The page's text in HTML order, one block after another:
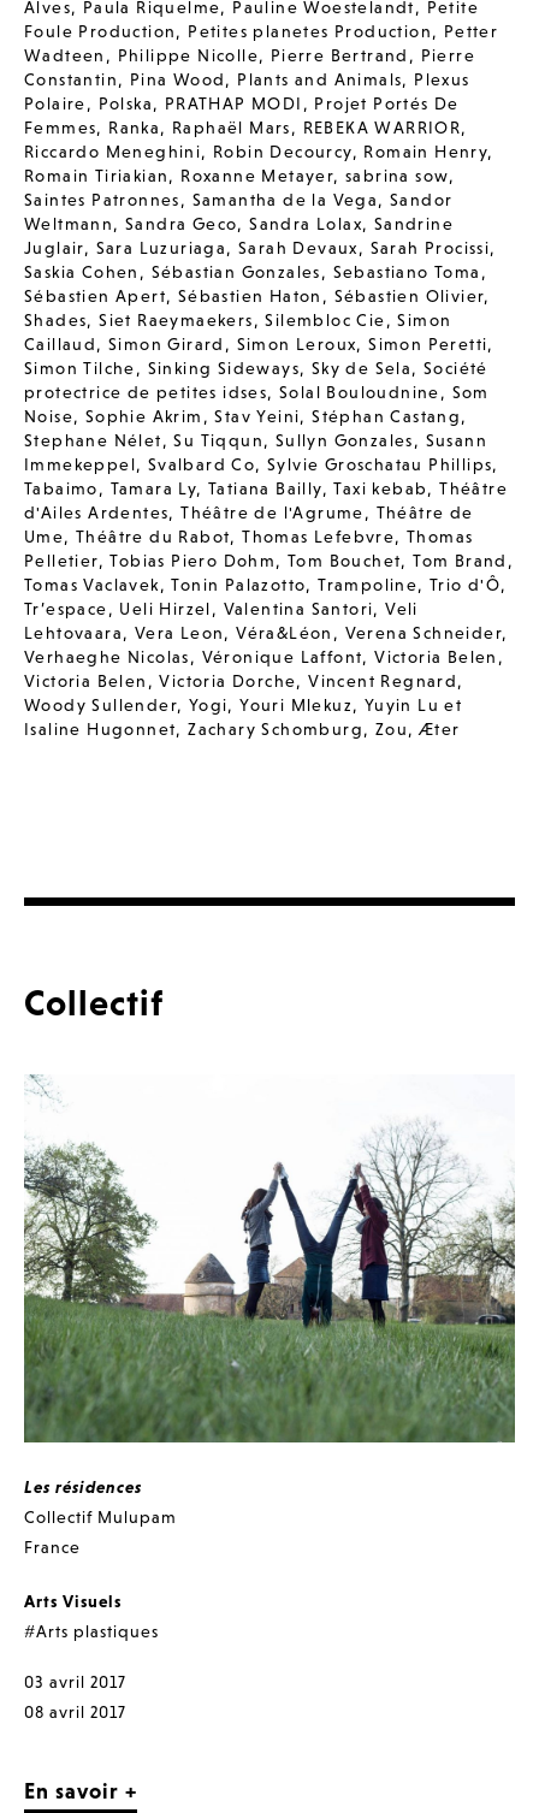
Alves, Paula Riquelme, Pauline Woestelandt, Petite
Foule Production, Petites planetes Production, Petter
Wadteen , Philippe Nicolle, Pierre Bertrand , Pierre
Constantin, Pina Wood, Plants and Animals, Plexus
Polaire, Polska, PRATHAP MODI , Projet Portés De
Femmes, Ranka, Raphaël Mars, REBEKA WARRIOR,
Riccardo Meneghini, Robin Decourcy, Romain Henry,
Romain Tiriakian, Roxanne Metayer,sabrina sow,
Saintes Patronnes, Samantha de la Vega,Sandor
Weltmann,Sandra Geco,Sandra Lolax, Sandrine
Juglair, Sara Luzuriaga,Sarah Devaux, Sarah Procissi,
Saskia Cohen , Sébastian Gonzales, Sebastiano Toma ,
Sébastien Apert, Sébastien Haton , Sébastien Olivier,
Shades,Siet Raeymaekers,Silembloc Cie,Simon
Caillaud,Simon Girard , Simon Leroux,Simon Peretti,
Simon Tilche, Sinking Sideways, Sky de Sela,Société
protectrice de petites idses,Solal Bouloudnine, Som
Noise, Sophie Akrim ,Stav Yeini,Stéphan Castang,
Stephane Nélet,Su Tiqqun, Sullyn Gonzales, Susann
Immekeppel, Svalbard Co,Sylvie Groschatau Phillips,
Tabaimo, Tamara Ly,Tatiana Bailly,Taxi kebab,Théâtre
d'Ailes Ardentes,Théâtre de l'Agrume, Théâtre de
Ume,Théâtre du Rabot,Thomas Lefebvre,Thomas
Pelletier,Tobias Piero Dohm,Tom Bouchet,Tom Brand ,
Tomas Vaclavek,Tonin Palazotto,Trampoline,Trio d'Ô,
Tr’espace, Ueli Hirzel, Valentina Santori,Veli
Lehtovaara, Vera Leon,Véra&Léon , Verena Schneider,
Verhaeghe Nicolas, Véronique Laffont,Victoria Belen ,
Victoria Belen ,Victoria Dorche,Vincent Regnard,
Woody Sullender, Yogi,Youri Mlekuz, Yuyin Lu et
Isaline Hugonnet,Zachary Schomburg, Zou, Æter
Collectif
Les résidences
Collectif Mulupam
France
Arts Visuels
#Arts plastiques
03 avril 2017
08 avril 2017
En savoir +